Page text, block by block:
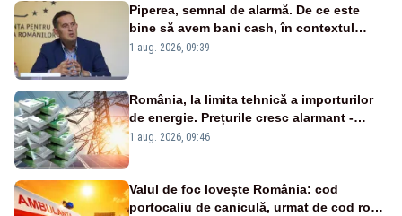
Piperea, semnal de alarmă. De ce este
bine să avem bani cash, în contextul
alertei energetice?
1 aug. 2026, 09:39
România, la limita tehnică a importurilor
de energie. Prețurile cresc alarmant -
Analiză Realitatea Plus
1 aug. 2026, 09:46
Valul de foc lovește România: cod
portocaliu de caniculă, urmat de cod roșu